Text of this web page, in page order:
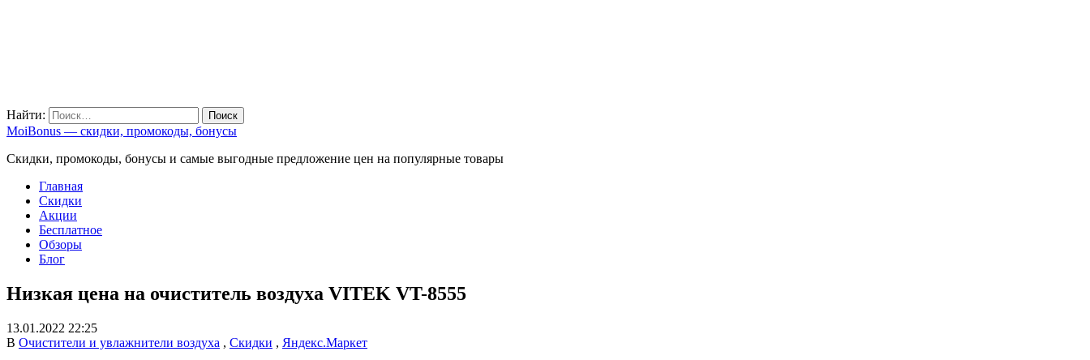
Найти:
MoiBonus — скидки, промокоды, бонусы
Скидки, промокоды, бонусы и самые выгодные предложение цен на популярные товары
Главная
Скидки
Акции
Бесплатное
Обзоры
Блог
Низкая цена на очиститель воздуха VITEK VT-8555
13.01.2022 22:25
В Очистители и увлажнители воздуха , Скидки , Яндекс.Маркет